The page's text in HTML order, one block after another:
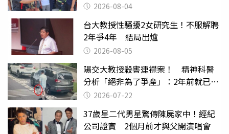
2026-08-04
台大教授性騷擾2女研究生！不服解聘
2年爭4年 結局出爐
2026-08-05
陽交大教授殺害連襟案！ 精神科醫
分析「絕非為了爭產」：2年前就已言
行詭異
2026-07-22
37歲星二代男星驚傳陳屍家中！經紀
公司證實 2個月前才與父開演唱會